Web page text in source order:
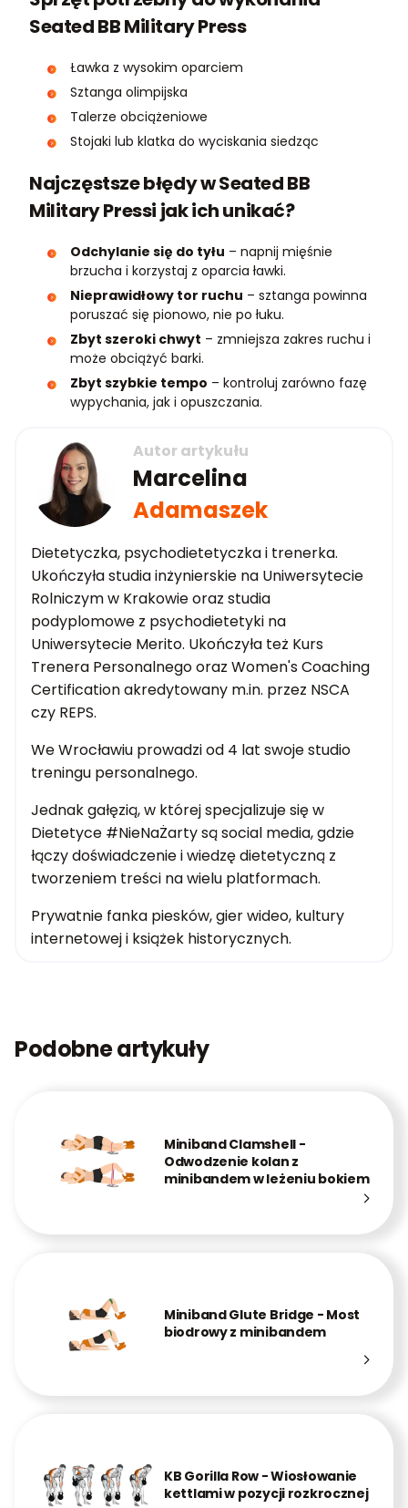
Seated BB Military Press
Ławka z wysokim oparciem
Sztanga olimpijska
Talerze obciążeniowe
Stojaki lub klatka do wyciskania siedząc
Najczęstsze błędy w Seated BB
Military Pressi jak ich unikać?
Odchylanie się do tyłu – napnij mięśnie
brzucha i korzystaj z oparcia ławki.
Nieprawidłowy tor ruchu – sztanga powinna
poruszać się pionowo, nie po łuku.
Zbyt szeroki chwyt – zmniejsza zakres ruchu i
może obciążyć barki.
Zbyt szybkie tempo – kontroluj zarówno fazę
wypychania, jak i opuszczania.
Autor artykułu
Marcelina
Adamaszek
Dietetyczka, psychodietetyczka i trenerka.
Ukończyła studia inżynierskie na Uniwersytecie
Rolniczym w Krakowie oraz studia
podyplomowe z psychodietetyki na
Uniwersytecie Merito. Ukończyła też Kurs
Trenera Personalnego oraz Women's Coaching
Certification akredytowany m.in. przez NSCA
czy REPS.
We Wrocławiu prowadzi od 4 lat swoje studio
treningu personalnego.
Jednak gałęzią, w której specjalizuje się w
Dietetyce #NieNaŻarty są social media, gdzie
łączy doświadczenie i wiedzę dietetyczną z
tworzeniem treści na wielu platformach.
Prywatnie fanka piesków, gier wideo, kultury
internetowej i książek historycznych.
Podobne artykuły
Miniband Clamshell -
Odwodzenie kolan z
minibandem w leżeniu bokiem
Miniband Glute Bridge - Most
biodrowy z minibandem
KB Gorilla Row - Wiosłowanie
kettlami w pozycji rozkrocznej